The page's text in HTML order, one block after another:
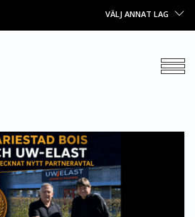
VÄLJ ANNAT LAG